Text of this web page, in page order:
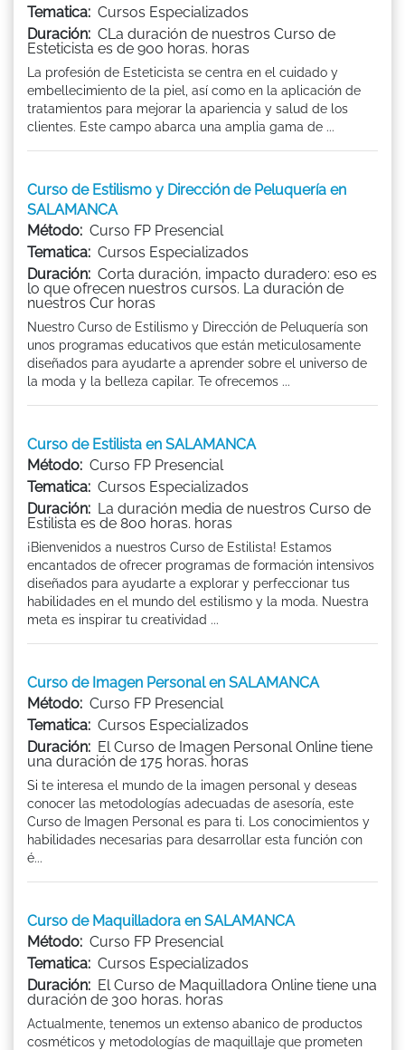
Tematica: Cursos Especializados
Duración: CLa duración de nuestros Curso de
Esteticista es de 900 horas. horas
La profesión de Esteticista se centra en el cuidado y
embellecimiento de la piel, así como en la aplicación de
tratamientos para mejorar la apariencia y salud de los
clientes. Este campo abarca una amplia gama de ...
Curso de Estilismo y Dirección de Peluquería en
SALAMANCA
Método: Curso FP Presencial
Tematica: Cursos Especializados
Duración: Corta duración, impacto duradero: eso es
lo que ofrecen nuestros cursos. La duración de
nuestros Cur horas
Nuestro Curso de Estilismo y Dirección de Peluquería son
unos programas educativos que están meticulosamente
diseñados para ayudarte a aprender sobre el universo de
la moda y la belleza capilar. Te ofrecemos ...
Curso de Estilista en SALAMANCA
Método: Curso FP Presencial
Tematica: Cursos Especializados
Duración: La duración media de nuestros Curso de
Estilista es de 800 horas. horas
¡Bienvenidos a nuestros Curso de Estilista! Estamos
encantados de ofrecer programas de formación intensivos
diseñados para ayudarte a explorar y perfeccionar tus
habilidades en el mundo del estilismo y la moda. Nuestra
meta es inspirar tu creatividad ...
Curso de Imagen Personal en SALAMANCA
Método: Curso FP Presencial
Tematica: Cursos Especializados
Duración: El Curso de Imagen Personal Online tiene
una duración de 175 horas. horas
Si te interesa el mundo de la imagen personal y deseas
conocer las metodologías adecuadas de asesoría, este
Curso de Imagen Personal es para ti. Los conocimientos y
habilidades necesarias para desarrollar esta función con
é...
Curso de Maquilladora en SALAMANCA
Método: Curso FP Presencial
Tematica: Cursos Especializados
Duración: El Curso de Maquilladora Online tiene una
duración de 300 horas. horas
Actualmente, tenemos un extenso abanico de productos
cosméticos y metodologías de maquillaje que prometen